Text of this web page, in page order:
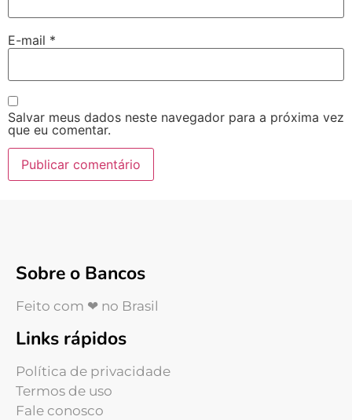
E-mail *
Salvar meus dados neste navegador para a próxima vez
que eu comentar.
Sobre o Bancos
Feito com ❤ no Brasil
Links rápidos
Política de privacidade
Termos de uso
Fale conosco